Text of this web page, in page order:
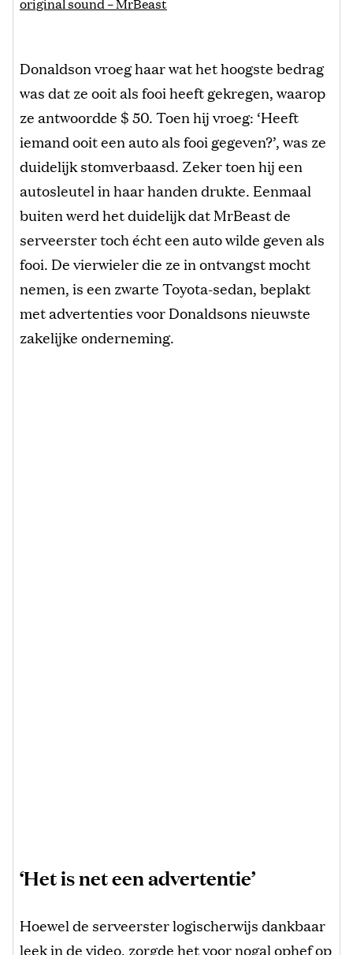
Donaldson vroeg haar wat het hoogste bedrag
was dat ze ooit als fooi heeft gekregen, waarop
ze antwoordde $ 50. Toen hij vroeg: ‘Heeft
iemand ooit een auto als fooi gegeven?’, was ze
duidelijk stomverbaasd. Zeker toen hij een
autosleutel in haar handen drukte. Eenmaal
buiten werd het duidelijk dat MrBeast de
serveerster toch écht een auto wilde geven als
fooi. De vierwieler die ze in ontvangst mocht
nemen, is een zwarte Toyota-sedan, beplakt
met advertenties voor Donaldsons nieuwste
zakelijke onderneming.
‘Het is net een advertentie’
Hoewel de serveerster logischerwijs dankbaar
leek in de video, zorgde het voor nogal ophef op